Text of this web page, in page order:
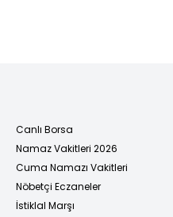
Canlı Borsa
Namaz Vakitleri 2026
Cuma Namazı Vakitleri
Nöbetçi Eczaneler
İstiklal Marşı